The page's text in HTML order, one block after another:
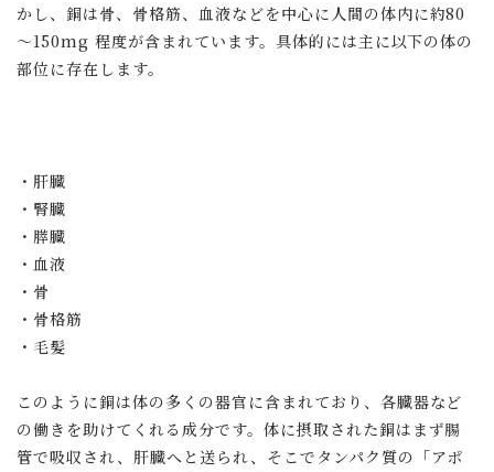
かし、銅は骨、骨格筋、血液などを中心に人間の体内に約80
～150mg 程度が含まれています。具体的には主に以下の体の
部位に存在します。
・肝臓
・腎臓
・膵臓
・血液
・骨
・骨格筋
・毛髪
このように銅は体の多くの器官に含まれており、各臓器など
の働きを助けてくれる成分です。体に摂取された銅はまず腸
管で吸収され、肝臓へと送られ、そこでタンパク質の「アポ